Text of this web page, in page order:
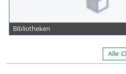
Bibliotheken
Alle